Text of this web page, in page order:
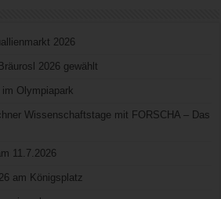
2026
2026 gewählt
Olympiapark
Wissenschaftstage mit FORSCHA – Das
11.7.2026
am Königsplatz